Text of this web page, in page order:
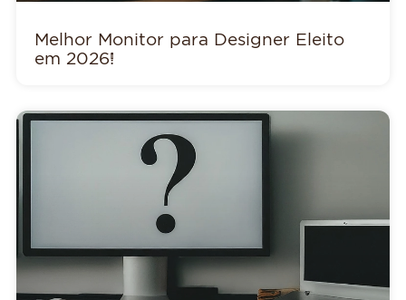
Melhor Monitor para Designer Eleito
em 2026!